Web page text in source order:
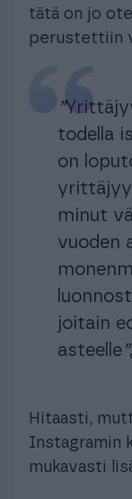
tätä on jo
perustettiin
”
todella
on
minut
vuoden
joitain
asteelle ”
Hitaasti,
Instagramin
mukavasti